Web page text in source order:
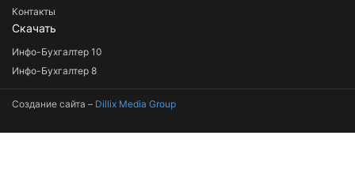
Контакты
Скачать
Инфо-Бухгалтер 10
Инфо-Бухгалтер 8
Создание сайта – Dillix Media Group